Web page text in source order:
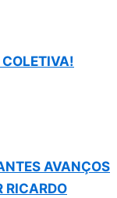
AVANÇOS
RICARDO